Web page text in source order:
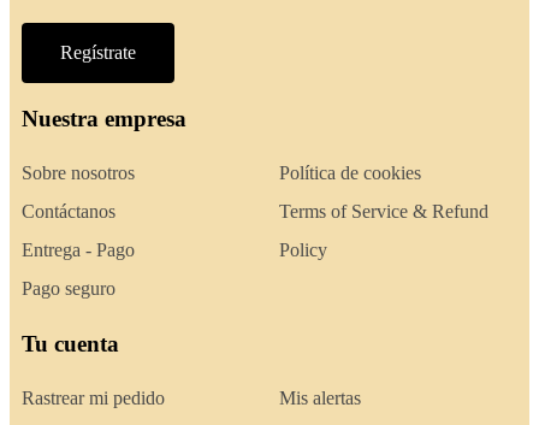
Regístrate
Nuestra empresa
Sobre nosotros
Contáctanos
Entrega - Pago
Pago seguro
Política de cookies
Terms of Service & Refund
Policy
Tu cuenta
Rastrear mi pedido
Mis alertas